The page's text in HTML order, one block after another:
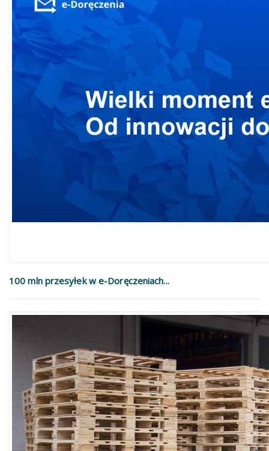
100 mln przesyłek w e-Doręczeniach...